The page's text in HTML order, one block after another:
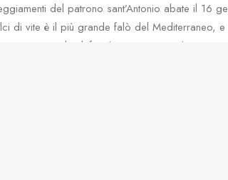
del patrono sant’Antonio abate il 16
di vite è il più grande falò del Mediterraneo,
spettacolo di fuochi pirotecnici richiama